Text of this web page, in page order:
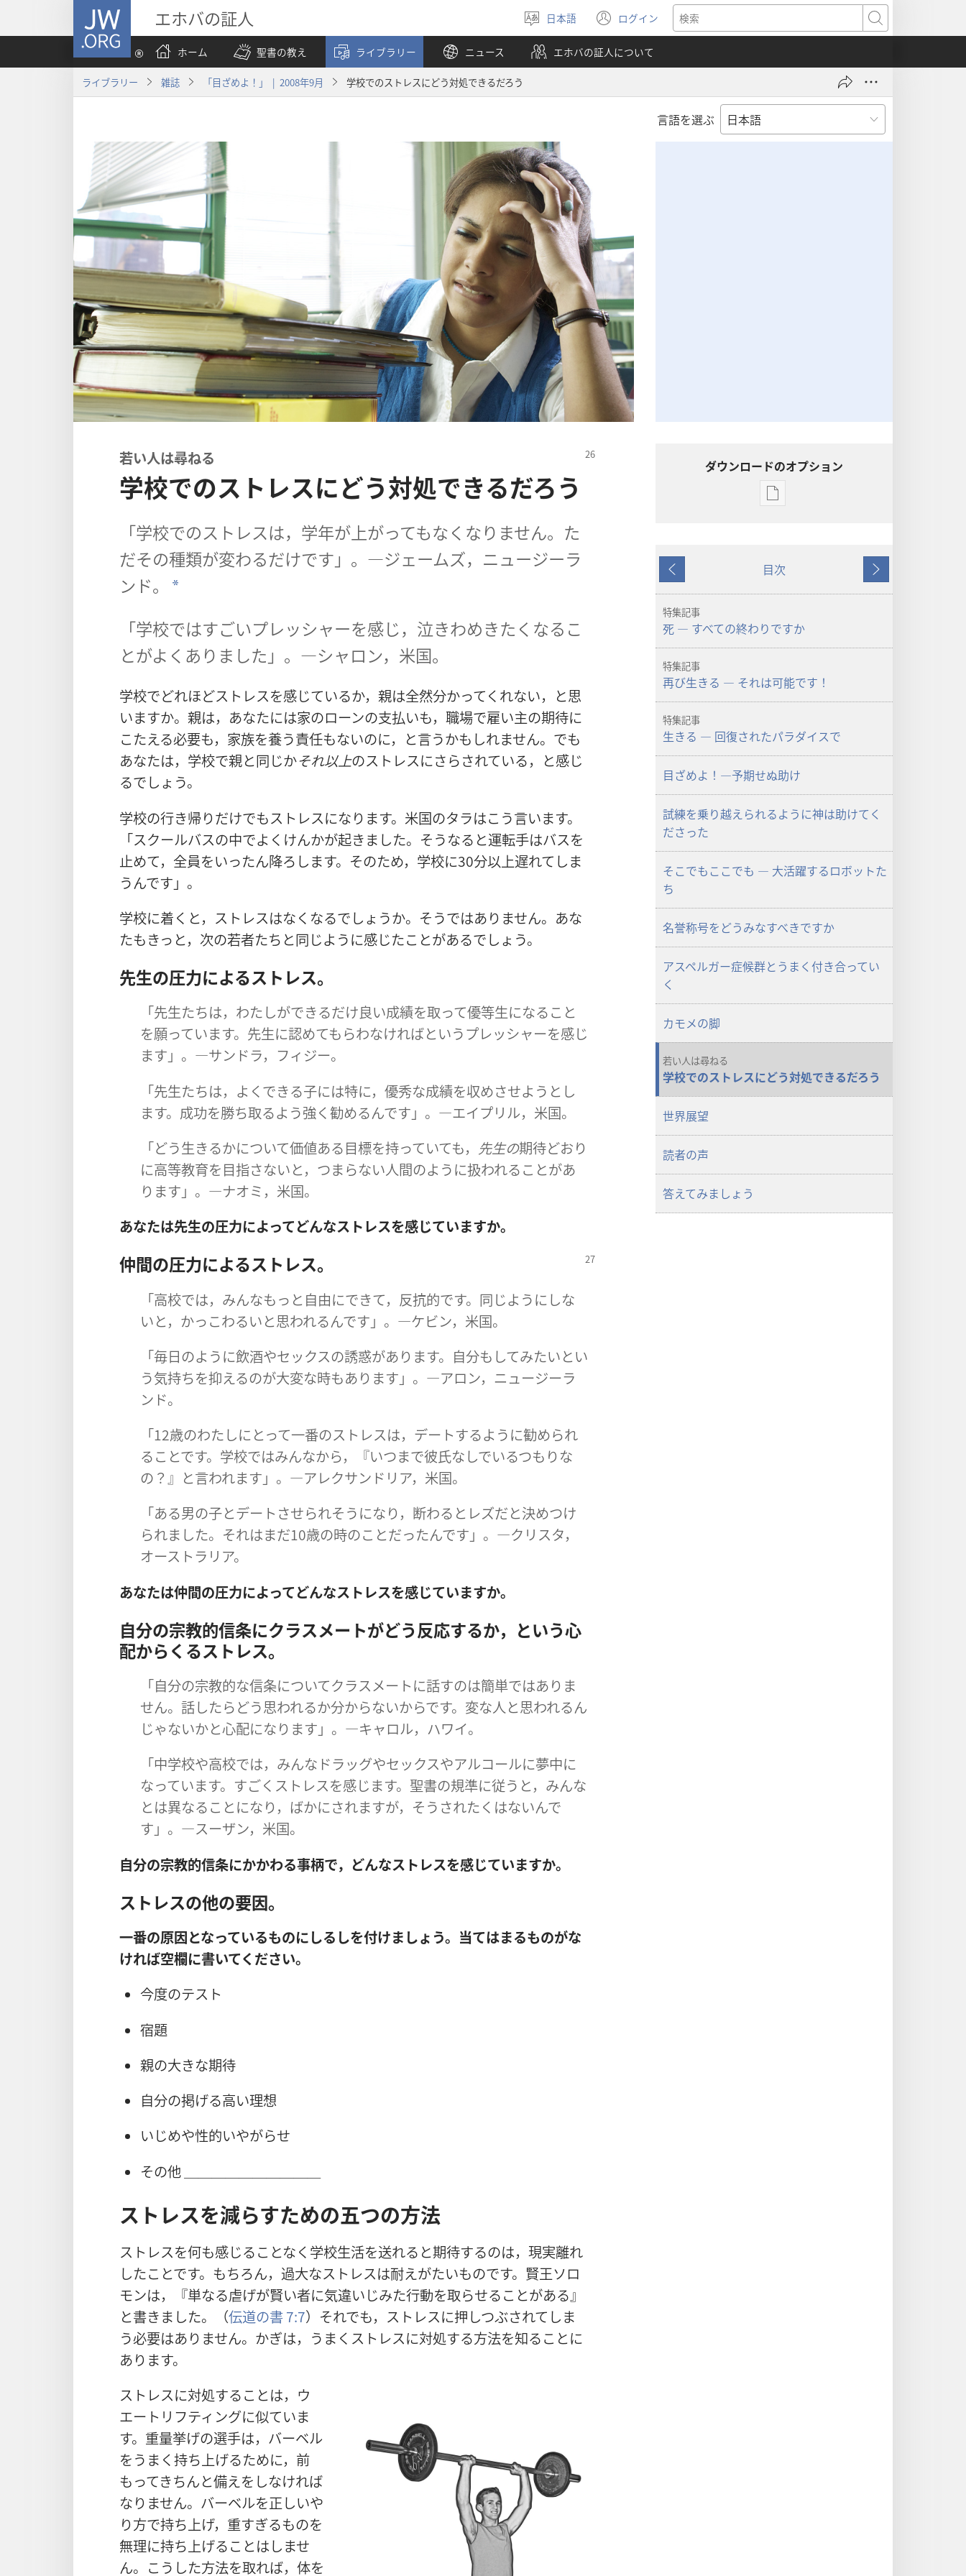
JW.ORG エホバの証人
言
語
を
選
日本語 ログイン
（新
し
い
タ
で
検
索
ホーム
聖書の教え ライブラリー ニュース エホバの証人について
ライブラリー 雑誌 「目ざめよ！」 | 2008年9月 学校でのストレスにどう対処できるだろう
言語を選ぶ
若い人は尋ねる
学校でのストレスにどう対処できるだろう
「学校でのストレスは，学年が上がってもなくなりません。た
だその種類が変わるだけです」。―ジェームズ，ニュージーラ
ンド。
*
「学校ではすごいプレッシャーを感じ，泣きわめきたくなるこ
とがよくありました」。―シャロン，米国。
学校でどれほどストレスを感じているか，親は全然分かってくれない，と思
いますか。親は，あなたには家のローンの支払いも，職場で雇い主の期待に
こたえる必要も，家族を養う責任もないのに，と言うかもしれません。でも
あなたは，学校で親と同じかそれ以上のストレスにさらされている，と感じ
るでしょう。
学校の行き帰りだけでもストレスになります。米国のタラはこう言います。
「スクールバスの中でよくけんかが起きました。そうなると運転手はバスを
止めて，全員をいったん降ろします。そのため，学校に30分以上遅れてしま
うんです」。
学校に着くと，ストレスはなくなるでしょうか。そうではありません。あな
たもきっと，次の若者たちと同じように感じたことがあるでしょう。
先生の圧力によるストレス。
「先生たちは，わたしができるだけ良い成績を取って優等生になること
を願っています。先生に認めてもらわなければというプレッシャーを感じ
ます」。―サンドラ，フィジー。
「先生たちは，よくできる子には特に，優秀な成績を収めさせようとし
ます。成功を勝ち取るよう強く勧めるんです」。―エイプリル，米国。
「どう生きるかについて価値ある目標を持っていても， 先生の期待どおり
に高等教育を目指さないと，つまらない人間のように扱われることがあ
ります」。―ナオミ，米国。
あなたは先生の圧力によってどんなストレスを感じていますか。
仲間の圧力によるストレス。
「高校では，みんなもっと自由にできて，反抗的です。同じようにしな
いと，かっこわるいと思われるんです」。―ケビン，米国。
「毎日のように飲酒やセックスの誘惑があります。自分もしてみたいとい
う気持ちを抑えるのが大変な時もあります」。―アロン，ニュージーラ
ンド。
「12歳のわたしにとって一番のストレスは，デートするように勧められ
ることです。学校ではみんなから，『いつまで彼氏なしでいるつもりな
の？』と言われます」。―アレクサンドリア，米国。
「ある男の子とデートさせられそうになり，断わるとレズだと決めつけ
られました。それはまだ10歳の時のことだったんです」。―クリスタ，
オーストラリア。
あなたは仲間の圧力によってどんなストレスを感じていますか。
自分の宗教的信条にクラスメートがどう反応するか，という心
配からくるストレス。
「自分の宗教的な信条についてクラスメートに話すのは簡単ではありま
せん。話したらどう思われるか分からないからです。変な人と思われるん
じゃないかと心配になります」。―キャロル，ハワイ。
「中学校や高校では，みんなドラッグやセックスやアルコールに夢中に
なっています。すごくストレスを感じます。聖書の規準に従うと，みんな
とは異なることになり，ばかにされますが，そうされたくはないんで
す」。―スーザン，米国。
自分の宗教的信条にかかわる事柄で，どんなストレスを感じていますか。
ストレスの他の要因。
一番の原因となっているものにしるしを付けましょう。当てはまるものがな
ければ空欄に書いてください。
今度のテスト
宿題
親の大きな期待
自分の掲げる高い理想
いじめや性的いやがらせ
その他 ＿＿＿＿＿＿＿＿＿＿
ストレスを減らすための五つの方法
ストレスを何も感じることなく学校生活を送れると期待するのは，現実離れ
したことです。もちろん，過大なストレスは耐えがたいものです。賢王ソロ
モンは，『単なる虐げが賢い者に気違いじみた行動を取らせることがある』
と書きました。（伝道の書 7:7）それでも，ストレスに押しつぶされてしま
う必要はありません。かぎは，うまくストレスに対処する方法を知ることに
あります。
ストレスに対処することは，ウ
エートリフティングに似ていま
す。重量挙げの選手は，バーベル
をうまく持ち上げるために，前
もってきちんと備えをしなければ
なりません。バーベルを正しいや
り方で持ち上げ，重すぎるものを
無理に持ち上げることはしませ
ん。こうした方法を取れば，体を
ダウンロードのオプション
出
ダ
ウ
ロー
ド
プ
ショ
「目
ざ
め
2008
年
戻
る
目次
次
へ
特集記事
死 ― すべての終わりですか
特集記事
再び生きる ― それは可能です！
特集記事
生きる ― 回復されたパラダイスで
目ざめよ！―予期せぬ助け
試練を乗り越えられるように神は助けてく
ださった
そこでもここでも ― 大活躍するロボットた
ち
名誉称号をどうみなすべきですか
アスペルガー症候群とうまく付き合ってい
く
カモメの脚
若い人は尋ねる
学校でのストレスにどう対処できるだろう
世界展望
読者の声
答えてみましょう